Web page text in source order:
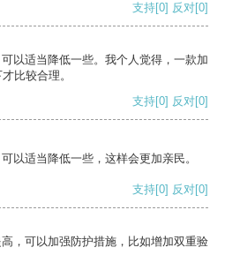
支持[0] 反对[0]
以适当降低一些。我个人觉得，一款加
比较合理。
支持[0] 反对[0]
以适当降低一些，这样会更加亲民。
支持[0] 反对[0]
，可以加强防护措施，比如增加双重验